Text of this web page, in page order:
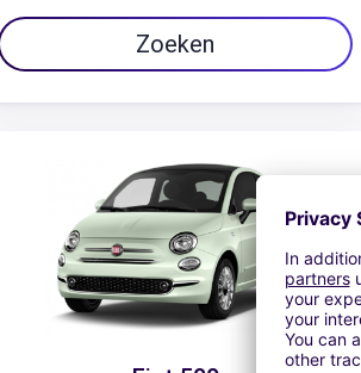
Zoeken